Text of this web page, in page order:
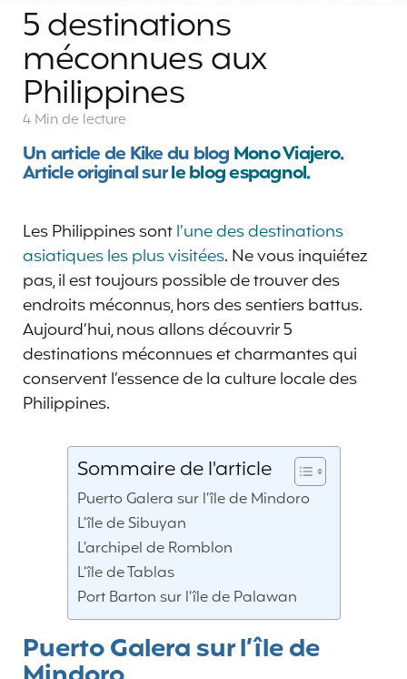
5 destinations
méconnues aux
Philippines
4 Min de lecture
Un article de Kike du blogMono Viajero.
Article original surle blog espagnol.
Les Philippines sontl’une des destinations
asiatiques les plus visitées. Ne vous inquiétez
pas, il est toujours possible de trouver des
endroits méconnus, hors des sentiers battus.
Aujourd’hui, nous allons découvrir 5
destinations méconnues et charmantes qui
conservent l’essence de la culture locale des
Philippines.
Sommaire de l'article
Puerto Galera sur l’île de Mindoro
L’île de Sibuyan
L’archipel de Romblon
L’île de Tablas
Port Barton sur l’île de Palawan
Puerto Galera sur l’île de